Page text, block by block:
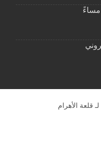
قلعة الأهرام